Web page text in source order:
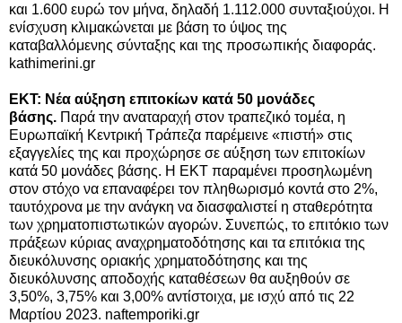
και 1.600 ευρώ τον μήνα, δηλαδή 1.112.000 συνταξιούχοι. Η
ενίσχυση κλιμακώνεται με βάση το ύψος της
καταβαλλόμενης σύνταξης και της προσωπικής διαφοράς.
kathimerini.gr
ΕΚΤ: Νέα αύξηση επιτοκίων κατά 50 μονάδες
βάσης. Παρά την αναταραχή στον τραπεζικό τομέα, η
Ευρωπαϊκή Κεντρική Τράπεζα παρέμεινε «πιστή» στις
εξαγγελίες της και προχώρησε σε αύξηση των επιτοκίων
κατά 50 μονάδες βάσης. Η ΕΚΤ παραμένει προσηλωμένη
στον στόχο να επαναφέρει τον πληθωρισμό κοντά στο 2%,
ταυτόχρονα με την ανάγκη να διασφαλιστεί η σταθερότητα
των χρηματοπιστωτικών αγορών. Συνεπώς, το επιτόκιο των
πράξεων κύριας αναχρηματοδότησης και τα επιτόκια της
διευκόλυνσης οριακής χρηματοδότησης και της
διευκόλυνσης αποδοχής καταθέσεων θα αυξηθούν σε
3,50%, 3,75% και 3,00% αντίστοιχα, με ισχύ από τις 22
Μαρτίου 2023. naftemporiki.gr